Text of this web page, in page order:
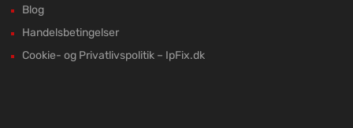
Blog
Handelsbetingelser
Cookie- og Privatlivspolitik – IpFix.dk